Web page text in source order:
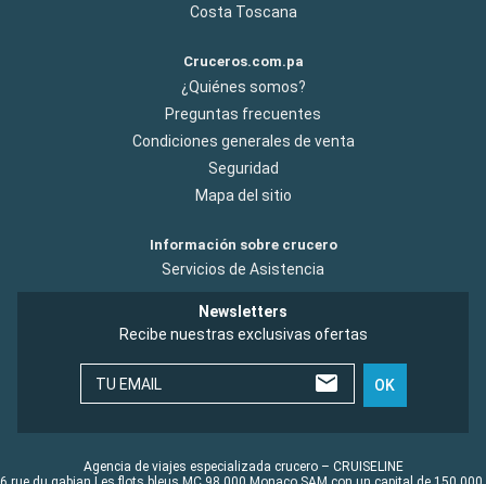
Costa Toscana
Cruceros.com.pa
¿Quiénes somos?
Preguntas frecuentes
Condiciones generales de venta
Seguridad
Mapa del sitio
Información sobre crucero
Servicios de Asistencia
Newsletters
Recibe nuestras exclusivas ofertas
TU EMAIL OK
Agencia de viajes especializada crucero – CRUISELINE